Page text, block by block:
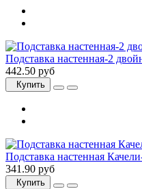
Подставка настенная-2
442.50 руб
Купить
Подставка настенная
341.90 руб
Купить